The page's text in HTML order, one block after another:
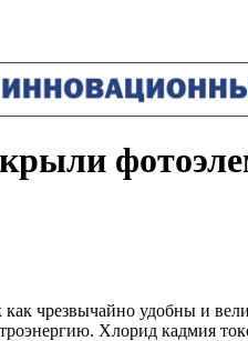
чрезвычайно удобны и
Хлорид кадмия